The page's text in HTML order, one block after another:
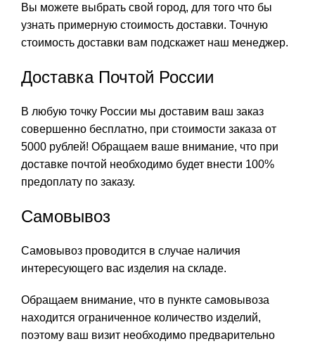
Вы можете выбрать свой город, для того что бы
узнать примерную стоимость доставки. Точную
стоимость доставки вам подскажет наш менеджер.
Доставка Почтой России
В любую точку России мы доставим ваш заказ
совершенно бесплатно, при стоимости заказа от
5000 рублей! Обращаем ваше внимание, что при
доставке почтой необходимо будет внести 100%
предоплату по заказу.
Самовывоз
Самовывоз проводится в случае наличия
интересующего вас изделия на складе.
Обращаем внимание, что в пункте самовывоза
находится ограниченное количество изделий,
поэтому ваш визит необходимо предварительно